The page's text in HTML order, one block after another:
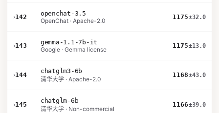
›142
openchat-3.5
OpenChat · Apache-2.0
1175±32.0
›143
gemma-1.1-7b-it
Google · Gemma license
1175±13.0
›144
chatglm3-6b
清华大学 · Apache-2.0
1168±43.0
›145
chatglm-6b
清华大学 · Non-commercial
1166±39.0